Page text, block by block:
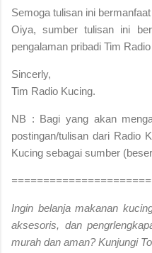
Semoga tulisan ini
Oiya, sumber tulisan ini
pengalaman pribadi Tim
Sincerly,
Tim Radio Kucing.
NB : Bagi yang akan
postingan/tulisan dari Radio
Kucing sebagai sumber
Ingin belanja makanan
aksesoris, dan
murah dan aman? Kunjungi